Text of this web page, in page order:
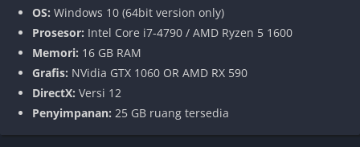
OS: Windows 10 (64bit version only)
Prosesor: Intel Core i7-4790 / AMD Ryzen 5 1600
Memori: 16 GB RAM
Grafis: NVidia GTX 1060 OR AMD RX 590
DirectX: Versi 12
Penyimpanan: 25 GB ruang tersedia